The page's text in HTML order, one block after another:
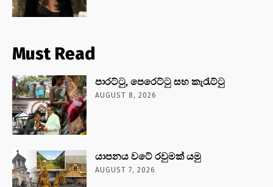
Must Read
පාරට්ටු, පෙරෙට්ටු සහ කැරැට්ටු
AUGUST 8, 2026
යාපනය වටේ රවුමක් යමු
AUGUST 7, 2026